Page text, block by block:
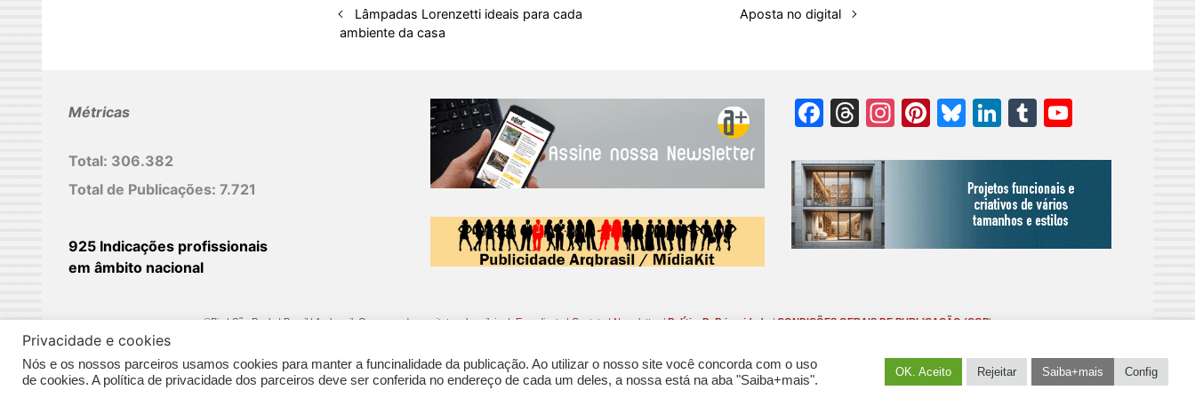
Lâmpadas Lorenzetti ideais para cada
ambiente da casa
Aposta no digital
Métricas
Total: 306.382
Total de Publicações: 7.721
925 Indicações profissionais
em âmbito nacional
Facebook
Threads
Instagram
Pinterest
Bluesky
LinkedIn
Tumblr
©Biz | São Paulo | Brasil | Arqbrasil: O espaço da arquitetura brasileira |Expediente|Contato|Newsletter/PolíticaDePrivacidade/CONDIÇÕES GERAIS DE PUBLICAÇÃO (CGP)
Privacidade e cookies
Nós e os nossos parceiros usamos cookies para manter a funcinalidade da publicação. Ao utilizar o nosso site você concorda com o uso
de cookies. A política de privacidade dos parceiros deve ser conferida no endereço de cada um deles, a nossa está na aba "Saiba+mais".
OK. Aceito Rejeitar Saiba+mais Config